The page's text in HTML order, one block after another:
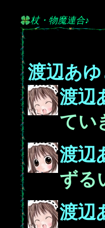
杖・物魔連合
渡辺あゆ
渡辺
てい
渡辺
ずる
渡辺